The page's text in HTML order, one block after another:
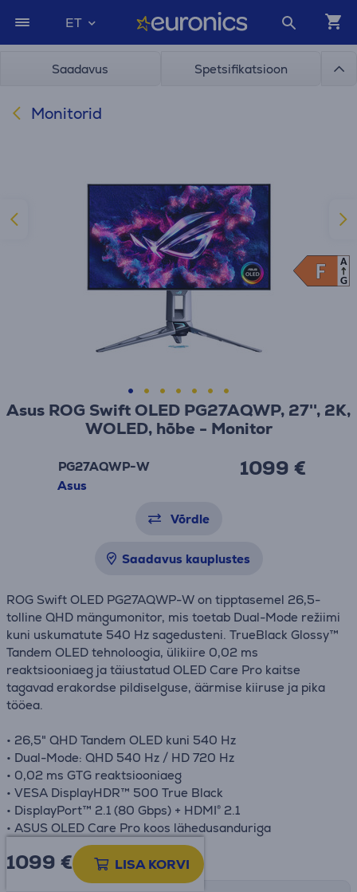
ET
Saadavus Spetsifikatsioon
Monitorid
Asus ROG Swift OLED PG27AQWP, 27'', 2K,
WOLED, hõbe - Monitor
PG27AQWP-W
Asus
1099 €
Võrdle
Saadavus kauplustes
ROG Swift OLED PG27AQWP-W on tipptasemel 26,5-
tolline QHD mängumonitor, mis toetab Dual-Mode režiimi
kuni uskumatute 540 Hz sagedusteni. TrueBlack Glossy™
Tandem OLED tehnoloogia, ülikiire 0,02 ms
reaktsiooniaeg ja täiustatud OLED Care Pro kaitse
tagavad erakordse pildiselguse, äärmise kiiruse ja pika
tööea.
• 26,5" QHD Tandem OLED kuni 540 Hz
• Dual-Mode: QHD 540 Hz / HD 720 Hz
• 0,02 ms GTG reaktsiooniaeg
• VESA DisplayHDR™ 500 True Black
• DisplayPort™ 2.1 (80 Gbps) + HDMI® 2.1
• ASUS OLED Care Pro koos lähedusanduriga
1099 € LISA KORVI
Toote teabeleht
F
F
A
G